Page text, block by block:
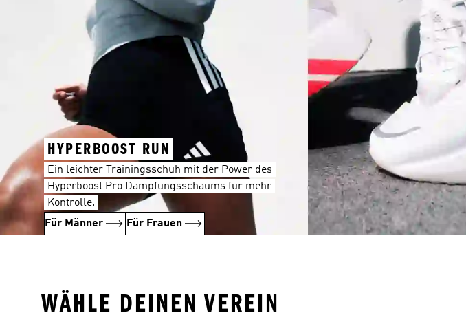
HYPERBOOST RUN
Ein leichter Trainingsschuh mit der Power des
Hyperboost Pro Dämpfungsschaums für mehr
Kontrolle.
Für Männer
Für Frauen
WÄHLE DEINEN VEREIN